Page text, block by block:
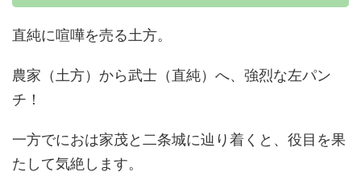
直純に喧嘩を売る土方。
農家（土方）から武士（直純）へ、強烈な左パン
チ！
一方でにおは家茂と二条城に辿り着くと、役目を果
たして気絶します。